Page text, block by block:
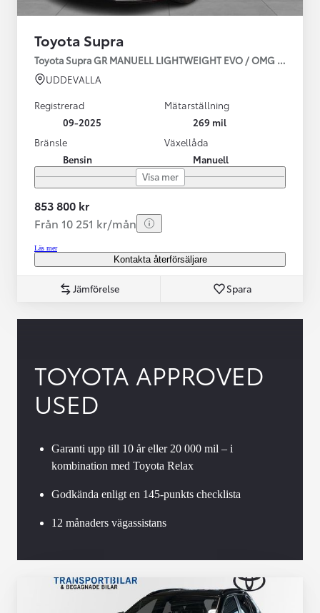
Toyota Supra
Toyota Supra GR MANUELL LIGHTWEIGHT EVO / OMG LEV!
UDDEVALLA
Registrerad
09-2025
Mätarställning
269 mil
Bränsle
Bensin
Växellåda
Manuell
Visa mer
853 800 kr
Från 10 251 kr/mån
Läs mer
Kontakta återförsäljare
Jämförelse Spara
TOYOTA APPROVED
USED
Garanti upp till 10 år eller 20 000 mil – i
kombination med Toyota Relax
Godkända enligt en 145-punkts checklista
12 månaders vägassistans